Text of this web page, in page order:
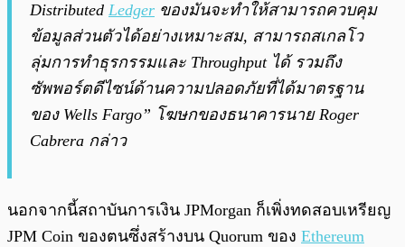
Distributed Ledger ของมันจะทำให้สามารถควบคุม
ข้อมูลส่วนตัวได้อย่างเหมาะสม, สามารถสเกลโว
ลุ่มการทำธุรกรรมและ Throughput ได้ รวมถึง
ซัพพอร์ตดีไซน์ด้านความปลอดภัยที่ได้มาตรฐาน
ของ Wells Fargo” โฆษกของธนาคารนาย Roger
Cabrera กล่าว
นอกจากนี้สถาบันการเงิน JPMorgan ก็เพิ่งทดสอบเหรียญ
JPM Coin ของตนซึ่งสร้างบน Quorum ของ Ethereum